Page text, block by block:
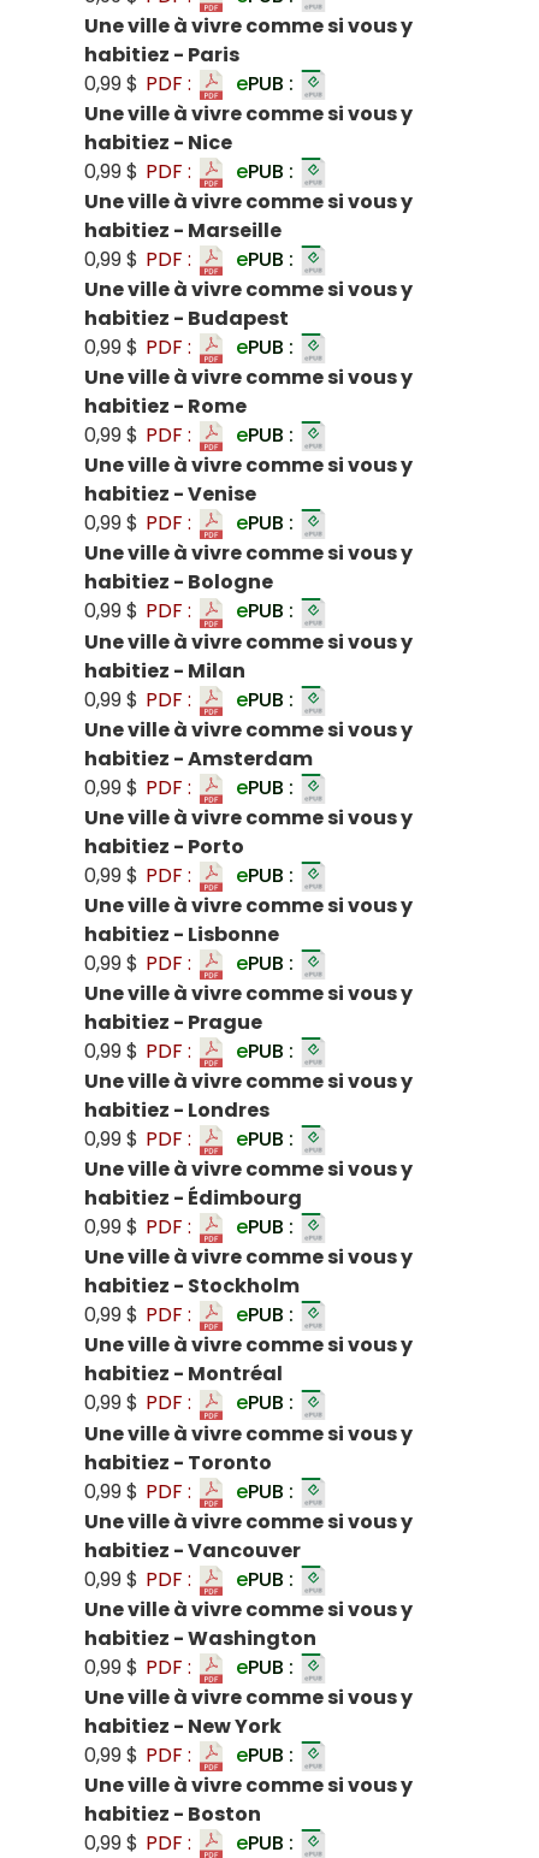
Une ville à vivre comme si vous y
habitiez - Paris
0,99 $ PDF : ePUB :
Une ville à vivre comme si vous y
habitiez - Nice
0,99 $ PDF : ePUB :
Une ville à vivre comme si vous y
habitiez - Marseille
0,99 $ PDF : ePUB :
Une ville à vivre comme si vous y
habitiez - Budapest
0,99 $ PDF : ePUB :
Une ville à vivre comme si vous y
habitiez - Rome
0,99 $ PDF : ePUB :
Une ville à vivre comme si vous y
habitiez - Venise
0,99 $ PDF : ePUB :
Une ville à vivre comme si vous y
habitiez - Bologne
0,99 $ PDF : ePUB :
Une ville à vivre comme si vous y
habitiez - Milan
0,99 $ PDF : ePUB :
Une ville à vivre comme si vous y
habitiez - Amsterdam
0,99 $ PDF : ePUB :
Une ville à vivre comme si vous y
habitiez - Porto
0,99 $ PDF : ePUB :
Une ville à vivre comme si vous y
habitiez - Lisbonne
0,99 $ PDF : ePUB :
Une ville à vivre comme si vous y
habitiez - Prague
0,99 $ PDF : ePUB :
Une ville à vivre comme si vous y
habitiez - Londres
0,99 $ PDF : ePUB :
Une ville à vivre comme si vous y
habitiez - Édimbourg
0,99 $ PDF : ePUB :
Une ville à vivre comme si vous y
habitiez - Stockholm
0,99 $ PDF : ePUB :
Une ville à vivre comme si vous y
habitiez - Montréal
0,99 $ PDF : ePUB :
Une ville à vivre comme si vous y
habitiez - Toronto
0,99 $ PDF : ePUB :
Une ville à vivre comme si vous y
habitiez - Vancouver
0,99 $ PDF : ePUB :
Une ville à vivre comme si vous y
habitiez - Washington
0,99 $ PDF : ePUB :
Une ville à vivre comme si vous y
habitiez - New York
0,99 $ PDF : ePUB :
Une ville à vivre comme si vous y
habitiez - Boston
0,99 $ PDF : ePUB :